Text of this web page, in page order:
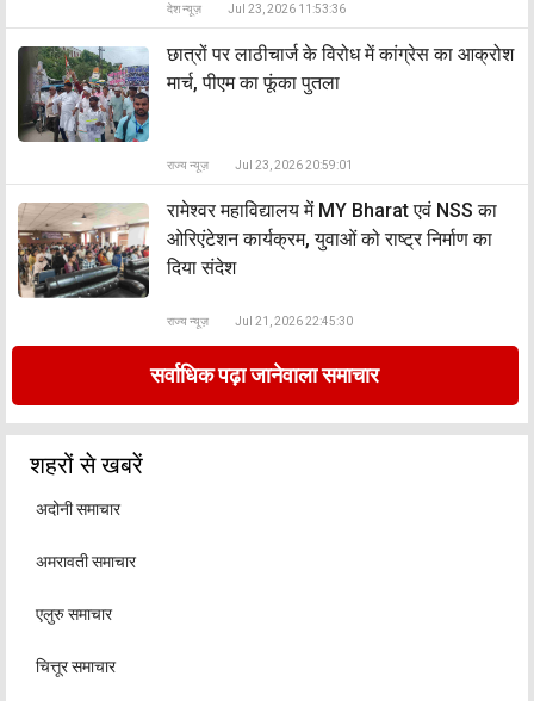
देश न्यूज़ Jul 23, 2026 11:53:36
छात्रों पर लाठीचार्ज के विरोध में कांग्रेस का आक्रोश
मार्च, पीएम का फूंका पुतला
राज्य न्यूज़ Jul 23, 2026 20:59:01
रामेश्वर महाविद्यालय में MY Bharat एवं NSS का
ओरिएंटेशन कार्यक्रम, युवाओं को राष्ट्र निर्माण का
दिया संदेश
राज्य न्यूज़ Jul 21, 2026 22:45:30
सर्वाधिक पढ़ा जानेवाला समाचार
शहरों से खबरें
अदोनी समाचार
अमरावती समाचार
एलुरु समाचार
चित्तूर समाचार